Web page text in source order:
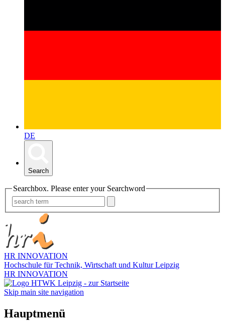
DE
Search
Searchbox. Please enter your Searchword
HR INNOVATION
Hochschule für Technik, Wirtschaft und Kultur Leipzig
HR INNOVATION
Skip main site navigation
Hauptmenü